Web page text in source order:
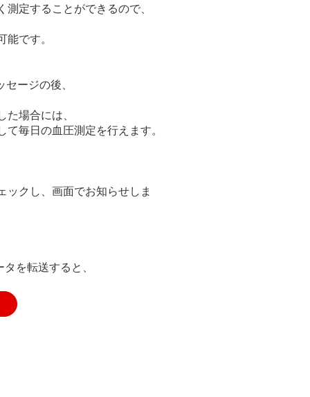
定することができるので、
です。
ージの後、
場合には、
毎日の血圧測定を行えます。
ックし、画面でお知らせしま
を転送すると、